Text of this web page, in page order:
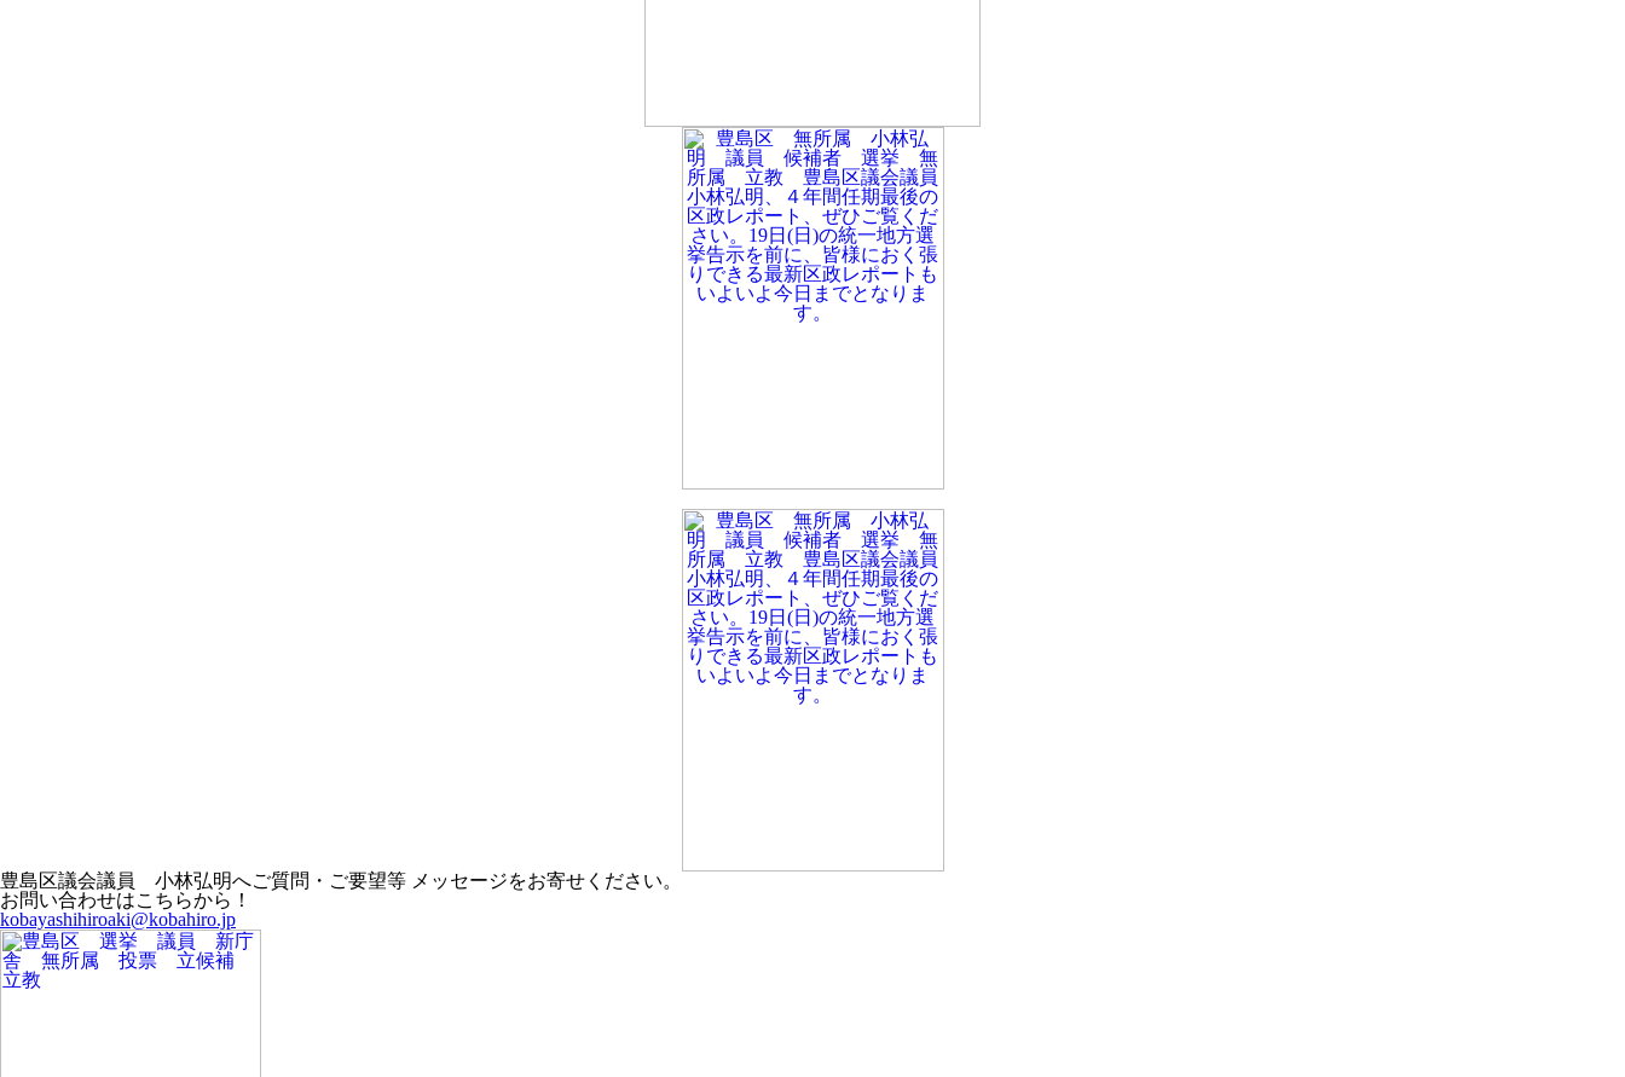
豊島区議会議員 小林弘明へご質問・ご要望等 メッセージをお寄せください。
お問い合わせはこちらから！
kobayashihiroaki@kobahiro.jp